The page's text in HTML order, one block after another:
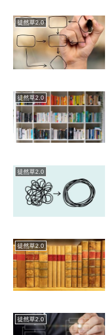
徒然草2.0
徒然草2.0
徒然草2.0
徒然草2.0
徒然草2.0